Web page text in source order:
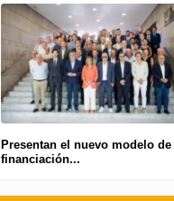
Presentan el nuevo modelo de
financiación...